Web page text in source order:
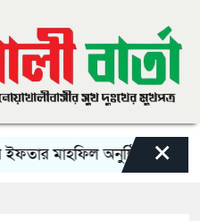
মাহফিল অনুষ্ঠিত লাল
×